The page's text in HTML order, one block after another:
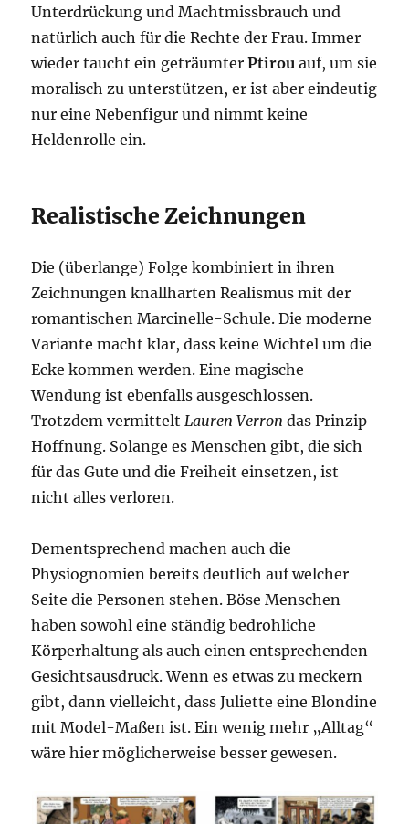
Unterdrückung und Machtmissbrauch und
natürlich auch für die Rechte der Frau. Immer
wieder taucht ein geträumterPtirou auf, um sie
moralisch zu unterstützen, er ist aber eindeutig
nur eine Nebenfigur und nimmt keine
Heldenrolle ein.
Realistische Zeichnungen
Die (überlange) Folge kombiniert in ihren
Zeichnungen knallharten Realismus mit der
romantischen Marcinelle-Schule. Die moderne
Variante macht klar, dass keine Wichtel um die
Ecke kommen werden. Eine magische
Wendung ist ebenfalls ausgeschlossen.
Trotzdem vermittelt Lauren Verron das Prinzip
Hoffnung. Solange es Menschen gibt, die sich
für das Gute und die Freiheit einsetzen, ist
nicht alles verloren.
Dementsprechend machen auch die
Physiognomien bereits deutlich auf welcher
Seite die Personen stehen. Böse Menschen
haben sowohl eine ständig bedrohliche
Körperhaltung als auch einen entsprechenden
Gesichtsausdruck. Wenn es etwas zu meckern
gibt, dann vielleicht, dass Juliette eine Blondine
mit Model-Maßen ist. Ein wenig mehr „Alltag“
wäre hier möglicherweise besser gewesen.